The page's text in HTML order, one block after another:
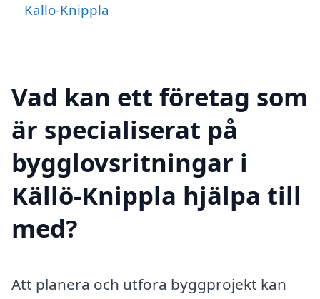
Källö-Knippla
Vad kan ett företag som
är specialiserat på
bygglovsritningar i
Källö-Knippla hjälpa till
med?
Att planera och utföra byggprojekt kan